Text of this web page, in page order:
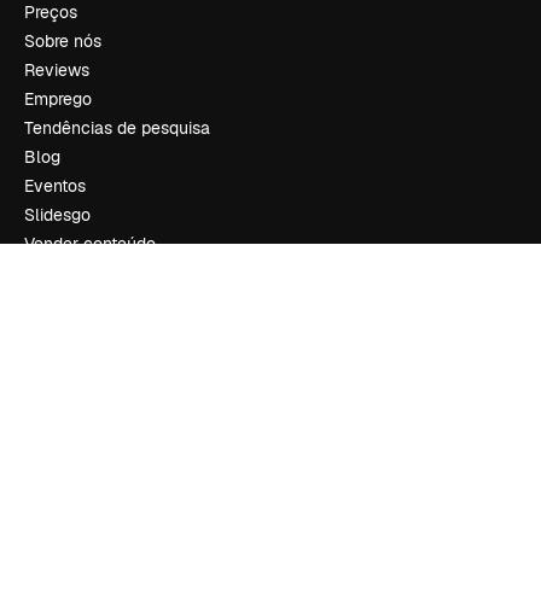
Preços
Sobre nós
Reviews
Emprego
Tendências de pesquisa
Blog
Eventos
Slidesgo
Vender conteúdo